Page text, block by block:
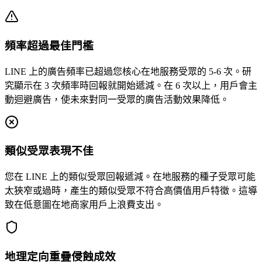
頻率超過最佳門檻
LINE 上的廣告頻率已超過您核心在地服務受眾的 5-6 次。研
究顯示在 3 次頻率時回報就開始遞減。在 6 次以上，用戶會主
動迴避廣告，使未來對同一受眾的廣告活動效果降低。
類似受眾表現不佳
您在 LINE 上的類似受眾回報遞減。在地服務的種子受眾可能
太狹窄或過時，產生的類似受眾不符合高價值用戶特徵。這導
致在低意圖在地商家用戶上浪費支出。
地理定向重疊侵蝕成效